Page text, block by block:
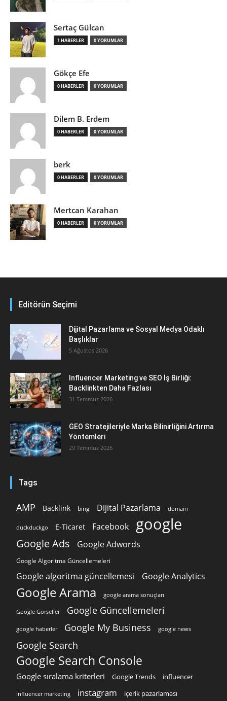
Sertaç Gülcan
1 HABERLER 0 YORUMLAR
Gökçe Efe
0 HABERLER 0 YORUMLAR
Dilem B. Erdem
0 HABERLER 0 YORUMLAR
berk
0 HABERLER 0 YORUMLAR
Mertcan Karahan
0 HABERLER 0 YORUMLAR
Editörün Seçimi
Dijital Pazarlama ve Sosyal Medya Odaklı
Başlıklar
5 Ağustos 2026
Influencer Marketing ve SEO İş Birliği:
Backlinkten Daha Fazlası
31 Temmuz 2026
GEO Stratejileriyle Marka Bilinirliğini Artırma
Yöntemleri
29 Temmuz 2026
Tags
AMP Backlink bing Dijital Pazarlama domain
duckduckgo E-Ticaret Facebook google
Google Ads Google Adwords
Google Algoritma Güncellemeleri
Google algoritma güncellemesi Google Analytics
Google Arama google arama sonuçları
Google Görseller Google Güncellemeleri
google haberler Google My Business google news
Google Search
Google Search Console
Google sıralama kriterleri Google Trends influencer
influencer marketing instagram içerik pazarlaması